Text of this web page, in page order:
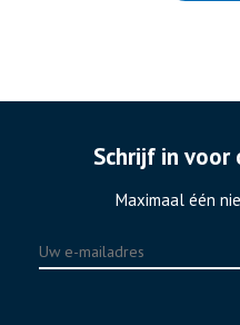
Schrijf in voor
Maximaal één